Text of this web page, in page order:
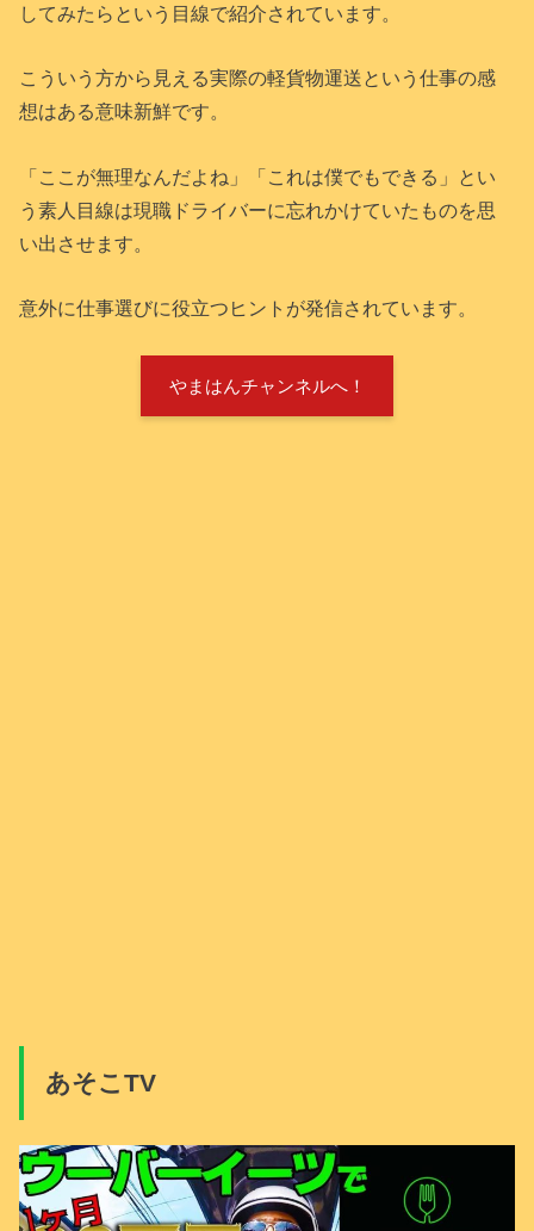
してみたらという目線で紹介されています。
こういう方から見える実際の軽貨物運送という仕事の感
想はある意味新鮮です。
「ここが無理なんだよね」「これは僕でもできる」とい
う素人目線は現職ドライバーに忘れかけていたものを思
い出させます。
意外に仕事選びに役立つヒントが発信されています。
やまはんチャンネルへ！
あそこTV